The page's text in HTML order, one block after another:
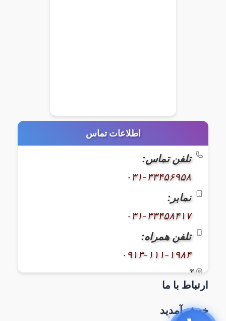
اطلاعات تماس
تلفن تماس:
۰۳۱-۳۳۴۵۶۹۵۸
نمابر:
۰۳۱-۳۳۴۵۸۴۱۷
تلفن همراه:
۰۹۱۳-۱۱۱-۱۹۸۴
آدرس:
اصفهان، خیابان کاوه، بعد از بیمارستان
ارتباط با ما
خوش آمدید